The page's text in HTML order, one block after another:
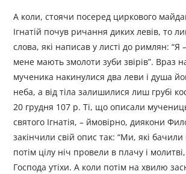
А коли, стоячи посеред циркового
Ігнатій почув ричання диких левів, то
слова, які написав у листі до римлян:
мене мають змолоти зуби звірів”. Враз
мученика накинулися два леви і душа
неба, а від тіла залишилися лиш грубі
20 грудня 107 р. Ті, що описали
святого Ігнатія, – ймовірно, диякони
закінчили свій опис так: “Ми, які бачили
потім цілу ніч провели в плачу і
Господа утіхи. А коли потім на хвилю